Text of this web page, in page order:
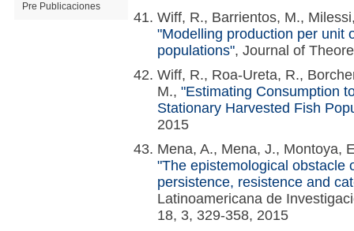
Pre Publicaciones
Wiff, R., Barrientos, M.,
"Modelling production per unit
populations", Journal of
Wiff, R., Roa-Ureta, R.,
M., "Estimating Consumption
Stationary Harvested Fish
2015
Mena, A., Mena, J., Montoya,
"The epistemological obstacle
persistence, resistence and
Latinoamericana de
18, 3, 329-358, 2015